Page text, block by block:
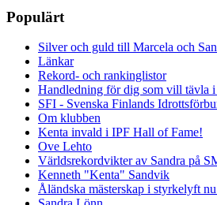
Populärt
Silver och guld till Marcela och
Länkar
Rekord- och rankinglistor
Handledning för dig som vill tävla
SFI - Svenska Finlands
Om klubben
Kenta invald i IPF Hall of Fame!
Ove Lehto
Världsrekordvikter av Sandra på
Kenneth "Kenta" Sandvik
Åländska mästerskap i styrkelyft